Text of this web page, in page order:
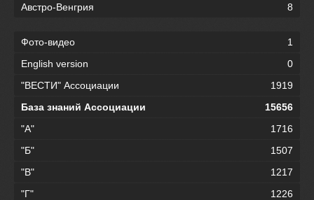
Австро-Венгрия
8
Фото-видео
1
English version
0
"ВЕСТИ" Ассоциации
1919
База знаний Ассоциации
15656
"А"
1716
"Б"
1507
"В"
1217
"Г"
1226